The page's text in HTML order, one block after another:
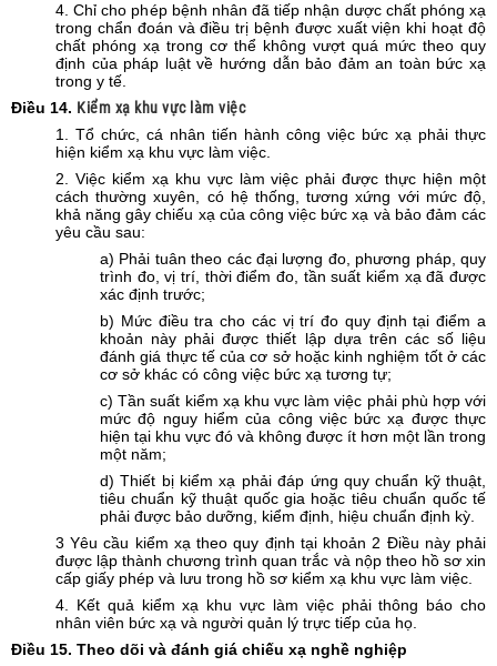
4. Chỉ cho phép bệnh nhân đã tiếp nhận dược chất phóng xạ
trong chẩn đoán và điều trị bệnh được xuất viện khi hoạt độ
chất phóng xạ trong cơ thể không vượt quá mức theo quy
định của pháp luật về hướng dẫn bảo đảm an toàn bức xạ
trong y tế.
Điều 14. Kiểm xạ khu vực làm việc
1. Tổ chức, cá nhân tiến hành công việc bức xạ phải thực
hiện kiểm xạ khu vực làm việc.
2. Việc kiểm xạ khu vực làm việc phải được thực hiện một
cách thường xuyên, có hệ thống, tương xứng với mức độ,
khả năng gây chiếu xạ của công việc bức xạ và bảo đảm các
yêu cầu sau:
a) Phải tuân theo các đại lượng đo, phương pháp, quy
trình đo, vị trí, thời điểm đo, tần suất kiểm xạ đã được
xác định trước;
b) Mức điều tra cho các vị trí đo quy định tại điểm a
khoản này phải được thiết lập dựa trên các số liệu
đánh giá thực tế của cơ sở hoặc kinh nghiệm tốt ở các
cơ sở khác có công việc bức xạ tương tự;
c) Tần suất kiểm xạ khu vực làm việc phải phù hợp với
mức độ nguy hiểm của công việc bức xạ được thực
hiện tại khu vực đó và không được ít hơn một lần trong
một năm;
d) Thiết bị kiểm xạ phải đáp ứng quy chuẩn kỹ thuật,
tiêu chuẩn kỹ thuật quốc gia hoặc tiêu chuẩn quốc tế
phải được bảo dưỡng, kiểm định, hiệu chuẩn định kỳ.
3 Yêu cầu kiểm xạ theo quy định tại khoản 2 Điều này phải
được lập thành chương trình quan trắc và nộp theo hồ sơ xin
cấp giấy phép và lưu trong hồ sơ kiểm xạ khu vực làm việc.
4. Kết quả kiểm xạ khu vực làm việc phải thông báo cho
nhân viên bức xạ và người quản lý trực tiếp của họ.
Điều 15. Theo dõi và đánh giá chiếu xạ nghề nghiệp